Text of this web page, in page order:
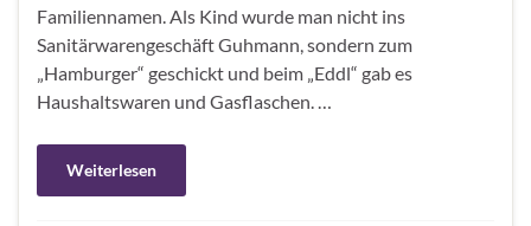
Familiennamen. Als Kind wurde man nicht ins
Sanitärwarengeschäft Guhmann, sondern zum
„Hamburger“ geschickt und beim „Eddl“ gab es
Haushaltswaren und Gasflaschen. …
Weiterlesen